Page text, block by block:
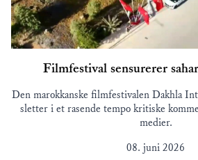
Filmfestival sensurerer
Den marokkanske filmfestivalen Dakhla
sletter i et rasende tempo kritiske
medier.
08. juni 2026